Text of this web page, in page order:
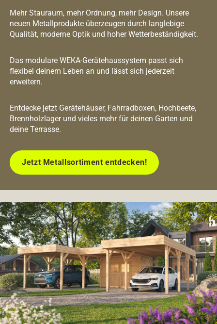
Mehr Stauraum, mehr Ordnung, mehr Design. Unsere
neuen Metallprodukte überzeugen durch langlebige
Qualität, moderne Optik und hoher Wetterbeständigkeit.
Das modulare WEKA-Gerätehaussystem passt sich
flexibel deinem Leben an und lässt sich jederzeit
erweitern.
Entdecke jetzt Gerätehäuser, Fahrradboxen, Hochbeete,
Brennholzlager und vieles mehr für deinen Garten und
deine Terrasse.
Jetzt Metallsortiment entdecken!